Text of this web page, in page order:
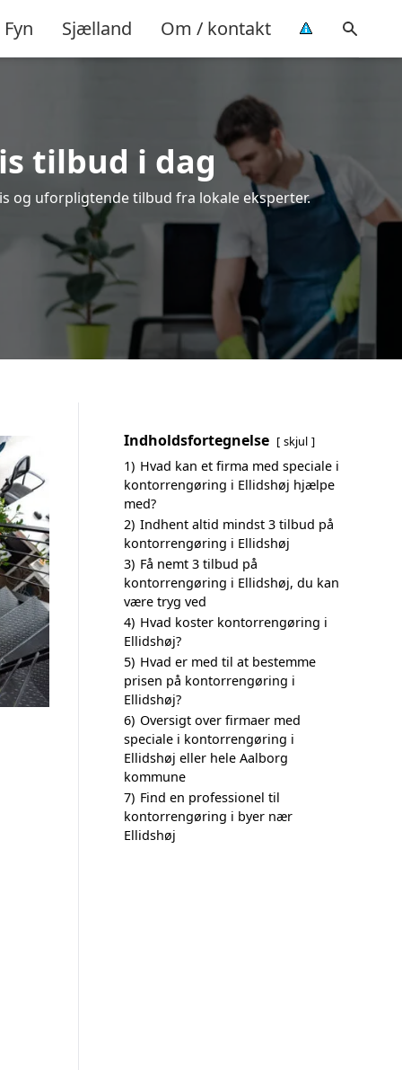
Fyn Sjælland Om / kontakt
tilbud i dag
og uforpligtende tilbud fra lokale eksperter.
Indholdsfortegnelse skjul
1) Hvad kan et firma med speciale i
kontorrengøring i Ellidshøj hjælpe
med?
2) Indhent altid mindst 3 tilbud på
kontorrengøring i Ellidshøj
3) Få nemt 3 tilbud på
kontorrengøring i Ellidshøj, du kan
være tryg ved
4) Hvad koster kontorrengøring i
Ellidshøj?
5) Hvad er med til at bestemme
prisen på kontorrengøring i
Ellidshøj?
6) Oversigt over firmaer med
speciale i kontorrengøring i
Ellidshøj eller hele Aalborg
kommune
7) Find en professionel til
kontorrengøring i byer nær
Ellidshøj